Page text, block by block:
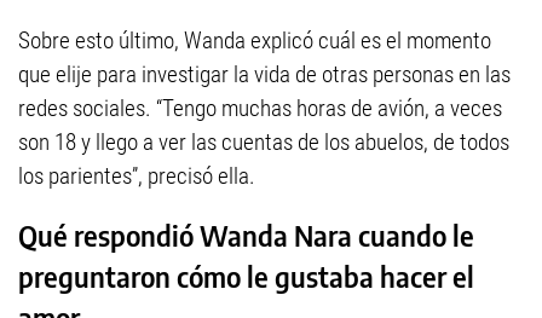
Sobre esto último, Wanda explicó cuál es el momento
que elije para investigar la vida de otras personas en las
redes sociales. “Tengo muchas horas de avión, a veces
son 18 y llego a ver las cuentas de los abuelos, de todos
los parientes”, precisó ella.
Qué respondió Wanda Nara cuando le
preguntaron cómo le gustaba hacer el